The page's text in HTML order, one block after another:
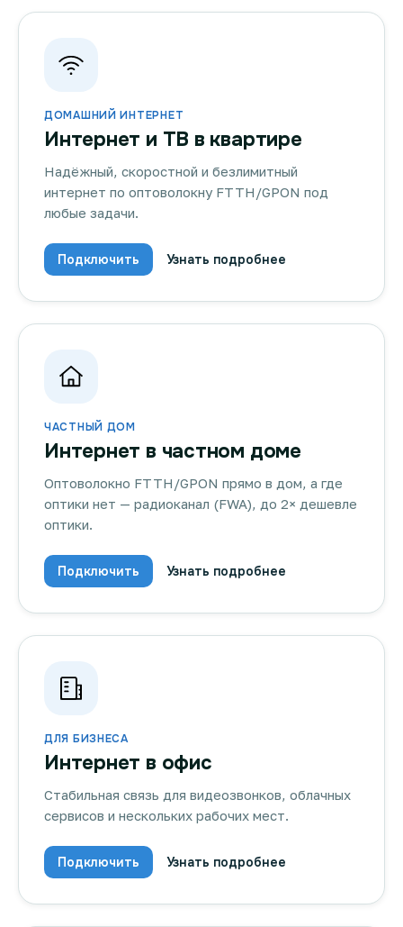
ДОМАШНИЙ ИНТЕРНЕТ
Интернет и ТВ в квартире
Надёжный, скоростной и безлимитный
интернет по оптоволокну FTTH/GPON под
любые задачи.
Подключить Узнать подробнее
ЧАСТНЫЙ ДОМ
Интернет в частном доме
Оптоволокно FTTH/GPON прямо в дом, а где
оптики нет — радиоканал (FWA), до 2× дешевле
оптики.
Подключить Узнать подробнее
ДЛЯ БИЗНЕСА
Интернет в офис
Стабильная связь для видеозвонков, облачных
сервисов и нескольких рабочих мест.
Подключить Узнать подробнее